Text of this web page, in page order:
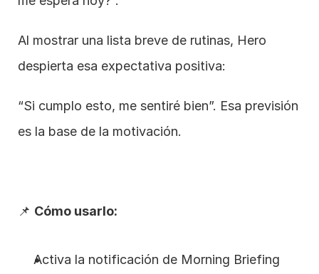
Al mostrar una lista breve de rutinas, Hero
despierta esa expectativa positiva:
“Si cumplo esto, me sentiré bien”. Esa previsión
es la base de la motivación.
📌 Cómo usarlo:
Activa la notificación de Morning Briefing